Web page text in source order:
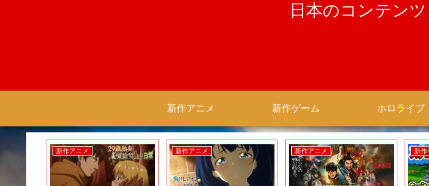
日本のコンテン
新作アニメ 新作ゲーム ホロライブ
新作アニメ 新作アニメ 新作アニメ 新作